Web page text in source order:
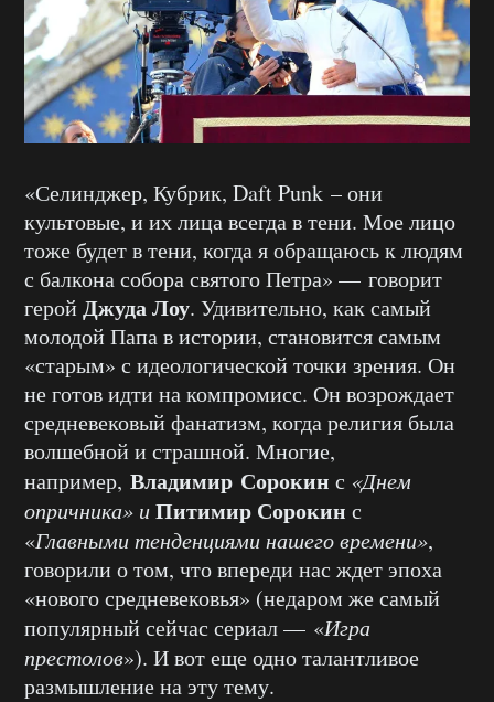
«Селинджер, Кубрик, Daft Punk – они
культовые, и их лица всегда в тени. Мое лицо
тоже будет в тени, когда я обращаюсь к людям
с балкона собора святого Петра» — говорит
герой Джуда Лоу. Удивительно, как самый
молодой Папа в истории, становится самым
«старым» с идеологической точки зрения. Он
не готов идти на компромисс. Он возрождает
средневековый фанатизм, когда религия была
волшебной и страшной. Многие,
например, Владимир Сорокин с «Днем
опричника» иПитимир Сорокин с
«Главными тенденциями нашего времени»,
говорили о том, что впереди нас ждет эпоха
«нового средневековья» (недаром же самый
популярный сейчас сериал — «Игра
престолов»). И вот еще одно талантливое
размышление на эту тему.